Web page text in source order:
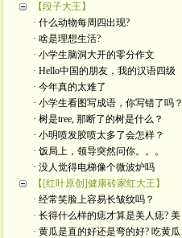
【段子大王】
· 什么动物每周四出现?
· 啥是理想生活?
· 小学生脑洞大开的零分作文
· Hello中国的朋友，我的汉语四级
· 今年真的太难了
· 小学生看图写成语，你写错了吗？
· 树是tree, 那断了的树是什么？
· 小明喷发胶喷太多了会怎样？
· 饭局上，领导突然问你。。。
· 没人觉得电梯像个微波炉吗
【[红叶原创]健康砖家红大王】
· 经常笑脸上容易长皱纹吗？
· 长得什么样的痣才算是美人痣? 美
· 黄瓜是直的好还是弯的好? 吃黄瓜